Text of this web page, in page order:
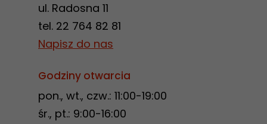
ul. Radosna 11
tel. 22 764 82 81
Napisz do nas
Godziny otwarcia
pon., wt., czw.: 11:00-19:00
śr., pt.: 9:00-16:00